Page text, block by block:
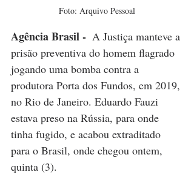
Foto: Arquivo Pessoal
Agência Brasil - A Justiça manteve a
prisão preventiva do homem flagrado
jogando uma bomba contra a
produtora Porta dos Fundos, em 2019,
no Rio de Janeiro. Eduardo Fauzi
estava preso na Rússia, para onde
tinha fugido, e acabou extraditado
para o Brasil, onde chegou ontem,
quinta (3).